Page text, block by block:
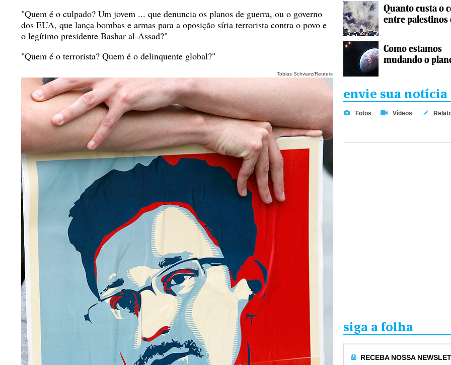
"Quem é o culpado? Um jovem ... que denuncia os planos de guerra, ou o governo
dos EUA, que lança bombas e armas para a oposição síria terrorista contra o povo e
o legítimo presidente Bashar al-Assad?"
"Quem é o terrorista? Quem é o delinquente global?"
Tobias Schwarz/Reuters
Quanto custa o
entre palestinos
Como estamos
mudando o
envie sua notícia
Fotos Vídeos
siga a folha
RECEBA NOSSA